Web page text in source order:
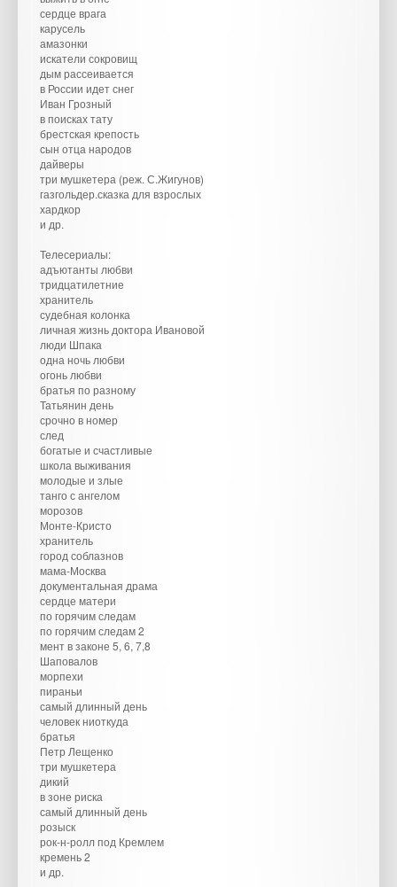
сердце врага
карусель
амазонки
искатели сокровищ
дым рассеивается
в России идет снег
Иван Грозный
в поисках тату
брестская крепость
сын отца народов
дайверы
три мушкетера (реж. С.Жигунов)
газгольдер.сказка для взрослых
хардкор
и др.
Телесериалы:
адъютанты любви
тридцатилетние
хранитель
судебная колонка
личная жизнь доктора Ивановой
люди Шпака
одна ночь любви
огонь любви
братья по разному
Татьянин день
срочно в номер
след
богатые и счастливые
школа выживания
молодые и злые
танго с ангелом
морозов
Монте-Кристо
хранитель
город соблазнов
мама-Москва
документальная драма
сердце матери
по горячим следам
по горячим следам 2
мент в законе 5, 6, 7,8
Шаповалов
морпехи
пираньи
самый длинный день
человек ниоткуда
братья
Петр Лещенко
три мушкетера
дикий
в зоне риска
самый длинный день
розыск
рок-н-ролл под Кремлем
кремень 2
и др.